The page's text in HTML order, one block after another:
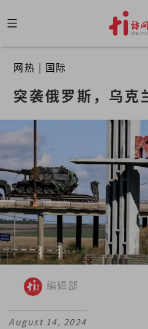
to
content
网热 | 国际
突袭俄罗斯，乌克
编辑部
August 14, 2024